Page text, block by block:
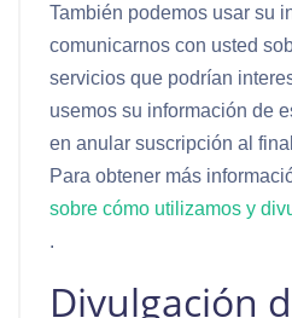
También podemos usar su
comunicarnos con usted
servicios que podrían
usemos su información de
en anular suscripción al
Para obtener más
sobre cómo utilizamos y
.
Divulgación